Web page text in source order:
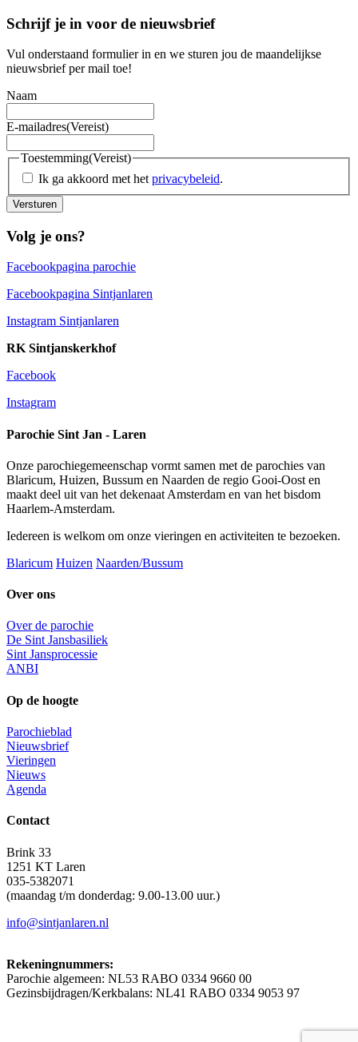
Schrijf je in voor de nieuwsbrief
Vul onderstaand formulier in en we sturen jou de maandelijkse
nieuwsbrief per mail toe!
Naam
E-mailadres(Vereist)
Toestemming(Vereist)
Ik ga akkoord met het privacybeleid.
Versturen
Volg je ons?
Facebookpagina parochie
Facebookpagina Sintjanlaren
Instagram Sintjanlaren
RK Sintjanskerkhof
Facebook
Instagram
Parochie Sint Jan - Laren
Onze parochiegemeenschap vormt samen met de parochies van
Blaricum, Huizen, Bussum en Naarden de regio Gooi-Oost en
maakt deel uit van het dekenaat Amsterdam en van het bisdom
Haarlem-Amsterdam.
Iedereen is welkom om onze vieringen en activiteiten te bezoeken.
Blaricum Huizen Naarden/Bussum
Over ons
Over de parochie
De Sint Jansbasiliek
Sint Jansprocessie
ANBI
Op de hoogte
Parochieblad
Nieuwsbrief
Vieringen
Nieuws
Agenda
Contact
Brink 33
1251 KT Laren
035-5382071
(maandag t/m donderdag: 9.00-13.00 uur.)
info@sintjanlaren.nl
Rekeningnummers:
Parochie algemeen: NL53 RABO 0334 9660 00
Gezinsbijdragen/Kerkbalans: NL41 RABO 0334 9053 97